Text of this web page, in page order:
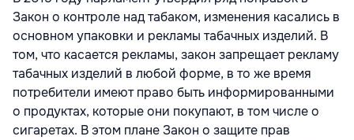
Закон о контроле над табаком, изменения касались в
основном упаковки и рекламы табачных изделий. В
том, что касается рекламы, закон запрещает рекламу
табачных изделий в любой форме, в то же время
потребители имеют право быть информированными
о продуктах, которые они покупают, в том числе о
сигаретах. В этом плане Закон о защите прав